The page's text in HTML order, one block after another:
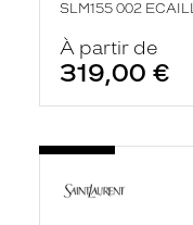
SLM155 002
À partir de
319,00 €